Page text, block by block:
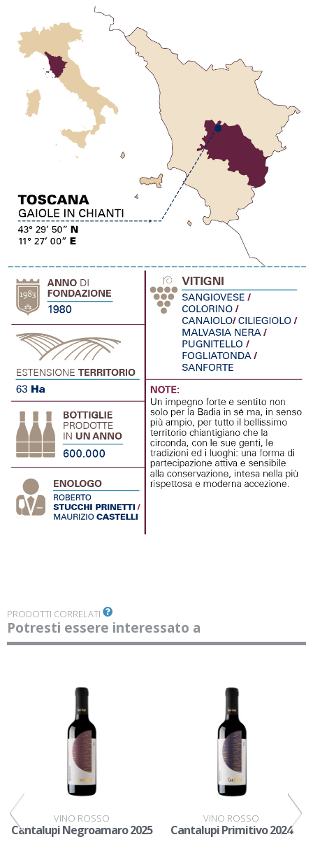
PRODOTTI CORRELATI
Potresti essere interessato a
VINO ROSSO
Cantalupi Negroamaro 2025
VINO ROSSO
Cantalupi Primitivo 2024